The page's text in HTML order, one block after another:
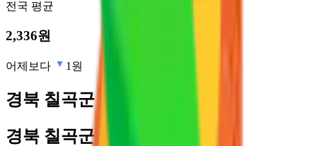
전국 평균
2,336원
어제보다 1원
경북 칠곡군 최저가 주유소
경북 칠곡군 최저가 주유소